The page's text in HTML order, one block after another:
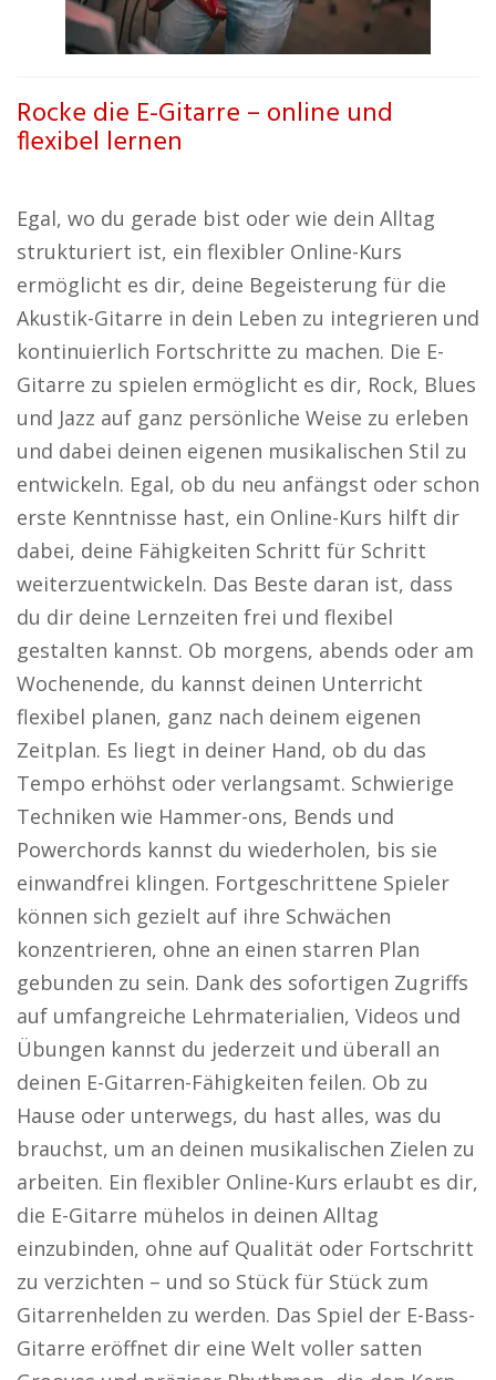
Rocke die E-Gitarre – online und
flexibel lernen
Egal, wo du gerade bist oder wie dein Alltag
strukturiert ist, ein flexibler Online-Kurs
ermöglicht es dir, deine Begeisterung für die
Akustik-Gitarre in dein Leben zu integrieren und
kontinuierlich Fortschritte zu machen. Die E-
Gitarre zu spielen ermöglicht es dir, Rock, Blues
und Jazz auf ganz persönliche Weise zu erleben
und dabei deinen eigenen musikalischen Stil zu
entwickeln. Egal, ob du neu anfängst oder schon
erste Kenntnisse hast, ein Online-Kurs hilft dir
dabei, deine Fähigkeiten Schritt für Schritt
weiterzuentwickeln. Das Beste daran ist, dass
du dir deine Lernzeiten frei und flexibel
gestalten kannst. Ob morgens, abends oder am
Wochenende, du kannst deinen Unterricht
flexibel planen, ganz nach deinem eigenen
Zeitplan. Es liegt in deiner Hand, ob du das
Tempo erhöhst oder verlangsamt. Schwierige
Techniken wie Hammer-ons, Bends und
Powerchords kannst du wiederholen, bis sie
einwandfrei klingen. Fortgeschrittene Spieler
können sich gezielt auf ihre Schwächen
konzentrieren, ohne an einen starren Plan
gebunden zu sein. Dank des sofortigen Zugriffs
auf umfangreiche Lehrmaterialien, Videos und
Übungen kannst du jederzeit und überall an
deinen E-Gitarren-Fähigkeiten feilen. Ob zu
Hause oder unterwegs, du hast alles, was du
brauchst, um an deinen musikalischen Zielen zu
arbeiten. Ein flexibler Online-Kurs erlaubt es dir,
die E-Gitarre mühelos in deinen Alltag
einzubinden, ohne auf Qualität oder Fortschritt
zu verzichten – und so Stück für Stück zum
Gitarrenhelden zu werden. Das Spiel der E-Bass-
Gitarre eröffnet dir eine Welt voller satten